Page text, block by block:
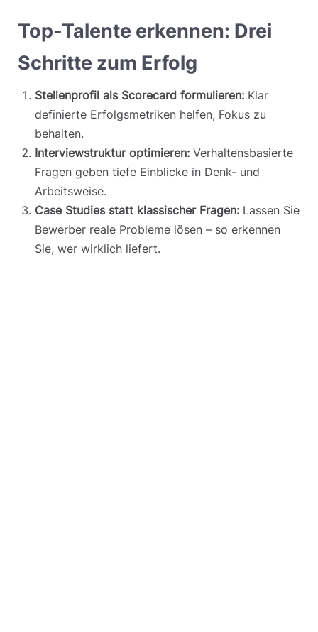
Top-Talente erkennen: Drei
Schritte zum Erfolg
Stellenprofil als Scorecard formulieren:Klar
definierte Erfolgsmetriken helfen, Fokus zu
behalten.
Interviewstruktur optimieren:Verhaltensbasierte
Fragen geben tiefe Einblicke in Denk- und
Arbeitsweise.
Case Studies statt klassischer Fragen:Lassen Sie
Bewerber reale Probleme lösen – so erkennen
Sie, wer wirklich liefert.